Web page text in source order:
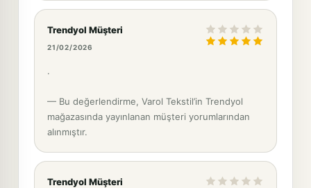
Trendyol Müşteri
21/02/2026
.
— Bu değerlendirme, Varol Tekstil’in Trendyol
mağazasında yayınlanan müşteri yorumlarından
alınmıştır.
Trendyol Müşteri